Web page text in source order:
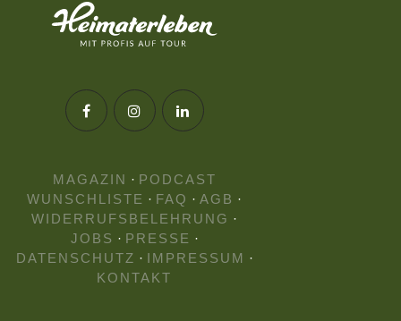
MAGAZIN · PODCAST
WUNSCHLISTE · FAQ · AGB ·
WIDERRUFSBELEHRUNG ·
JOBS · PRESSE ·
DATENSCHUTZ · IMPRESSUM ·
KONTAKT